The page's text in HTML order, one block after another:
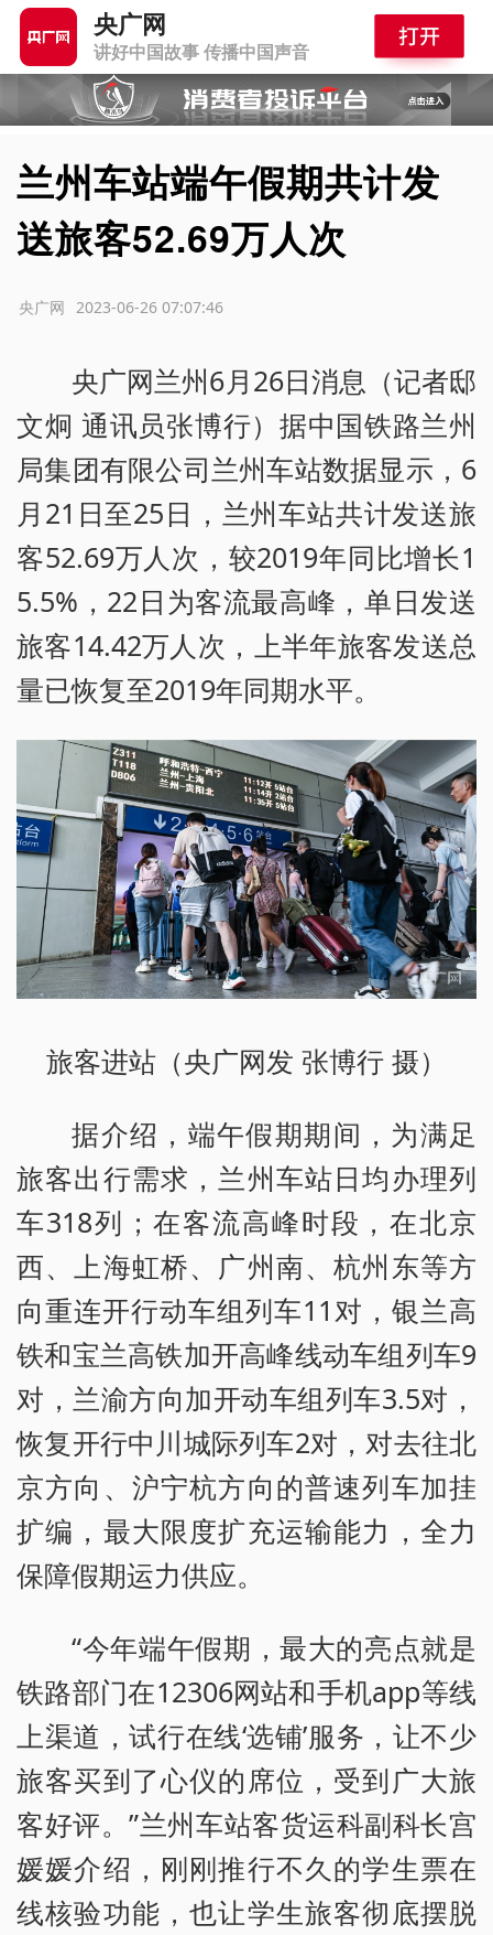
央广网
讲好中国故事 传播中国声音
兰州车站端午假期共计发
送旅客52.69万人次
2023-06-26 07:07:46
央广网
央广网兰州6月26日消息（记者邸
文炯 通讯员张博行）据中国铁路兰州
局集团有限公司兰州车站数据显示，6
月21日至25日，兰州车站共计发送旅
客52.69万人次，较2019年同比增长1
5.5%，22日为客流最高峰，单日发送
旅客14.42万人次，上半年旅客发送总
量已恢复至2019年同期水平。
旅客进站（央广网发 张博行 摄）
据介绍，端午假期期间，为满足
旅客出行需求，兰州车站日均办理列
车318列；在客流高峰时段，在北京
西、上海虹桥、广州南、杭州东等方
向重连开行动车组列车11对，银兰高
铁和宝兰高铁加开高峰线动车组列车9
对，兰渝方向加开动车组列车3.5对，
恢复开行中川城际列车2对，对去往北
京方向、沪宁杭方向的普速列车加挂
扩编，最大限度扩充运输能力，全力
保障假期运力供应。
“今年端午假期，最大的亮点就是
铁路部门在12306网站和手机app等线
上渠道，试行在线‘选铺’服务，让不少
旅客买到了心仪的席位，受到广大旅
客好评。”兰州车站客货运科副科长宫
媛媛介绍，刚刚推行不久的学生票在
线核验功能，也让学生旅客彻底摆脱